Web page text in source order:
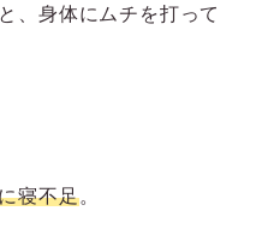
、身体にムチを打って
寝不足。